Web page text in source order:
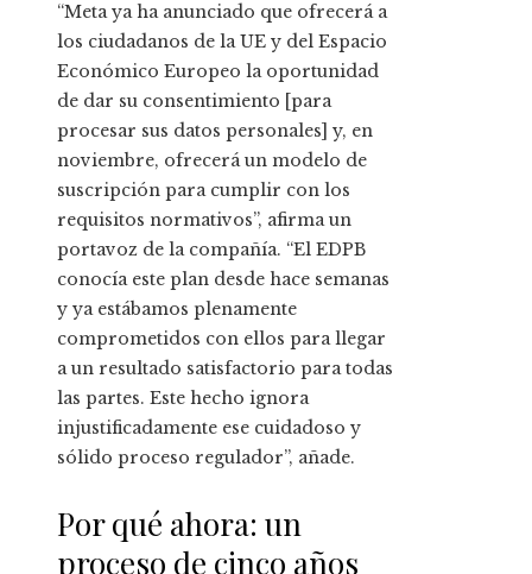
“Meta ya ha anunciado que ofrecerá a
los ciudadanos de la UE y del Espacio
Económico Europeo la oportunidad
de dar su consentimiento [para
procesar sus datos personales] y, en
noviembre, ofrecerá un modelo de
suscripción para cumplir con los
requisitos normativos”, afirma un
portavoz de la compañía. “El EDPB
conocía este plan desde hace semanas
y ya estábamos plenamente
comprometidos con ellos para llegar
a un resultado satisfactorio para todas
las partes. Este hecho ignora
injustificadamente ese cuidadoso y
sólido proceso regulador”, añade.
Por qué ahora: un
proceso de cinco años